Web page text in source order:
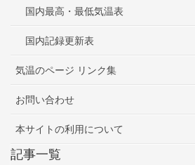
国内最高・最低気温表
国内記録更新表
気温のページ リンク集
お問い合わせ
本サイトの利用について
記事一覧